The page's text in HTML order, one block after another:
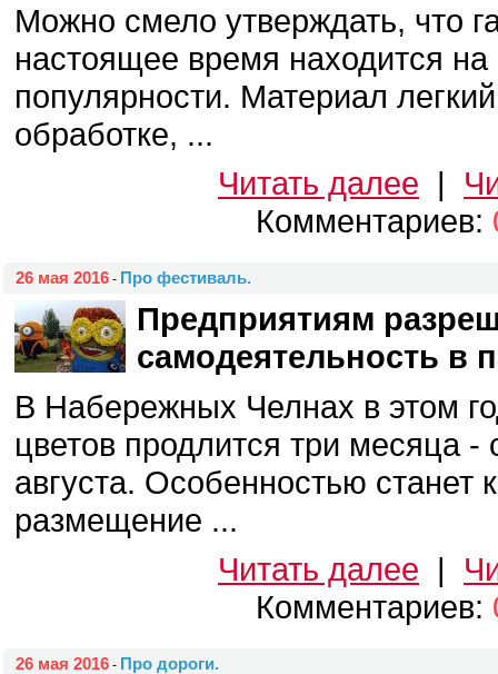
Можно смело утверждать, что
настоящее время находится на
популярности. Материал
обработке, ...
Читать далее |
Комментариев:
26 мая 2016 - Про фестиваль.
Предприятиям
самодеятельность в
В Набережных Челнах в этом
цветов продлится три месяца
августа. Особенностью станет
размещение ...
Читать далее |
Комментариев:
26 мая 2016 - Про дороги.